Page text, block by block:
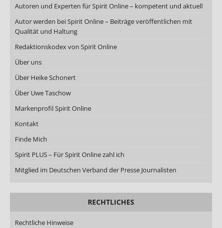
Autoren und Experten für Spirit Online – kompetent und aktuell
Autor werden bei Spirit Online – Beiträge veröffentlichen mit
Qualität und Haltung
Redaktionskodex von Spirit Online
Über uns
Über Heike Schonert
Über Uwe Taschow
Markenprofil Spirit Online
Kontakt
Finde Mich
Spirit PLUS – Für Spirit Online zahl ich
Mitglied im Deutschen Verband der Presse Journalisten
RECHTLICHES
Rechtliche Hinweise